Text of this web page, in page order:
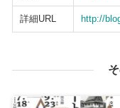
詳細URL http://